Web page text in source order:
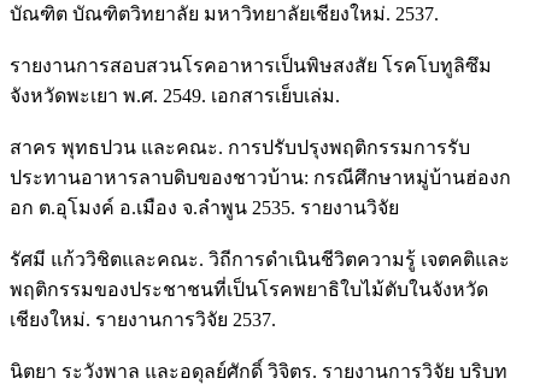
บัณฑิต บัณฑิตวิทยาลัย มหาวิทยาลัยเชียงใหม่. 2537.
รายงานการสอบสวนโรคอาหารเป็นพิษสงสัย โรคโบทูลิซึม
จังหวัดพะเยา พ.ศ. 2549. เอกสารเย็บเล่ม.
สาคร พุทธปวน และคณะ. การปรับปรุงพฤติกรรมการรับ
ประทานอาหารลาบดิบของชาวบ้าน: กรณีศึกษาหมู่บ้านฮ่องก
อก ต.อุโมงค์ อ.เมือง จ.ลำพูน 2535. รายงานวิจัย
รัศมี แก้ววิชิตและคณะ. วิถีการดำเนินชีวิตความรู้ เจตคติและ
พฤติกรรมของประชาชนที่เป็นโรคพยาธิใบไม้ตับในจังหวัด
เชียงใหม่. รายงานการวิจัย 2537.
นิตยา ระวังพาล และอดุลย์ศักดิ์ วิจิตร. รายงานการวิจัย บริบท